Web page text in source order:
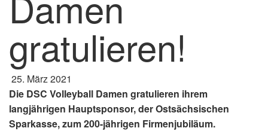
gratulieren!
25. März 2021
Die DSC Volleyball Damen gratulieren ihrem
langjährigen Hauptsponsor, der Ostsächsischen
Sparkasse, zum 200-jährigen Firmenjubiläum.